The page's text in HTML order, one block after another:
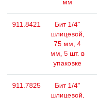
мм
911.8421
Бит 1/4"
шлицевой,
75 мм, 4
мм, 5 шт. в
упаковке
911.7825
Бит 1/4"
шлицевой,